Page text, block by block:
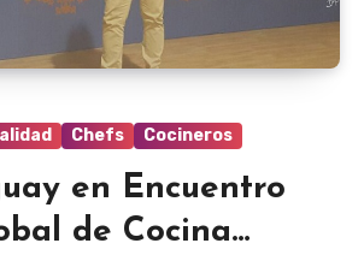
Chefs Cocineros
en Encuentro
de Cocina